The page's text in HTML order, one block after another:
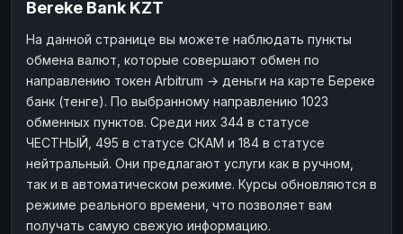
Bereke Bank KZT
На данной странице вы можете наблюдать пункты
обмена валют, которые совершают обмен по
направлению токен Arbitrum → деньги на карте Береке
банк (тенге). По выбранному направлению 1023
обменных пунктов. Среди них 344 в статусе
ЧЕСТНЫЙ, 495 в статусе СКАМ и 184 в статусе
нейтральный. Они предлагают услуги как в ручном,
так и в автоматическом режиме. Курсы обновляются в
режиме реального времени, что позволяет вам
получать самую свежую информацию.